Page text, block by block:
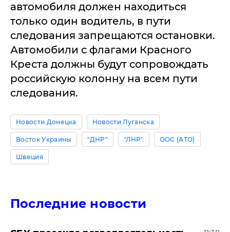
автомобиля должен находиться
только один водитель, в пути
следования запрещаются остановки.
Автомобили с флагами Красного
Креста должны будут сопровождать
российскую колонну на всем пути
следования.
Новости Донецка Новости Луганска
Восток Украины "ДНР" "ЛНР" ООС (АТО)
Швеция
Последние новости